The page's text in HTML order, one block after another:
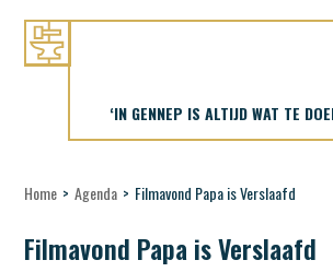
‘IN GENNEP IS ALTIJD WAT TE
Home > Agenda > Filmavond Papa is Verslaafd
Filmavond Papa is Verslaafd